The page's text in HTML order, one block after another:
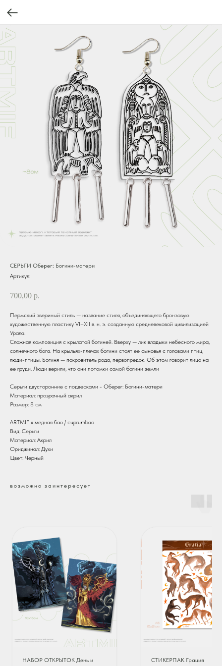
СЕРЬГИ Оберег: Богини-матери
Артикул:
700,00 р.
Пермский звериный стиль — название стиля, объединяющего бронзовую
художественную пластику VI–XII в. н. э. созданную средневековой цивилизацией
Урала.
Сложная композиция с крылатой богиней. Вверху — лик владыки небесного мира,
солнечного бога. На крыльях-плечах богини стоят ее сыновья с головами птиц,
люди-птицы. Богиня — покровитель рода, первопредок. Об этом говорит лицо на
ее груди. Люди верили, что они потомки самой богини земли
Серьги двусторонние с подвесками - Оберег: Богини-матери
Материал: прозрачный акрил
Размер: 8 см
ARTMIF х медная бао / cuprumbao
Вид: Серьги
Материал: Акрил
Ориджинал: Духи
Цвет: Черный
возможно заинтересует
НАБОР ОТКРЫТОК День и
СТИКЕРПАК Грация